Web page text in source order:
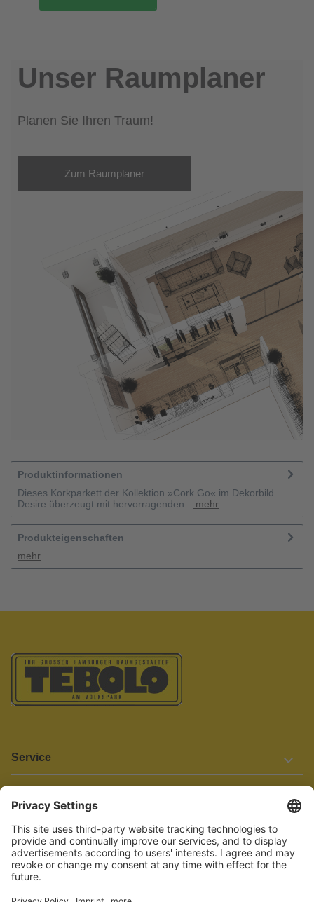
Unser Raumplaner
Planen Sie Ihren Traum!
Zum Raumplaner
Produktinformationen
Dieses Korkparkett der Kollektion »Cork Go« im Dekorbild
Desire überzeugt mit hervorragenden...
mehr
Produkteigenschaften
mehr
Service
Informationen
Barrierefreiheit
Wir bemühen uns, unsere Website barrierefrei zu gestalten.
Einige Inhalte und Funktionen sind derzeit jedoch noch nicht
vollständig zugänglich. Wenn Sie auf Barrieren stoßen oder Hilfe
benötigen, kontaktieren Sie uns bitte unter service[at]knutzen.de.